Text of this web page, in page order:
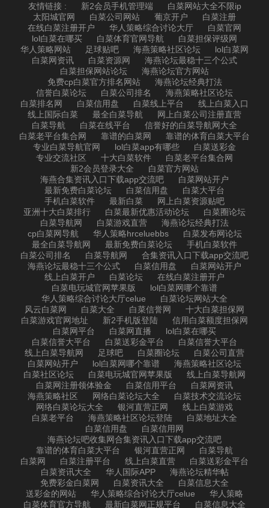
友情链接 : 新2会员手机管理端
白菜网站大全不限ip
太阳城官网
白菜公司网站 葡京开户
白菜注册
在线白菜注册开户
华人策略综合讨论大厅
白菜官网
lol白菜在哪买
白菜体育官网导航
白菜担保评级网
华人策略网站
足球贴吧 海燕策略社区论坛
lol白菜网
白菜网资讯
白菜资源网
海燕论坛最稳十三个公式
白菜担保网站论坛
海燕论坛官方网站
免费cp白菜官方排名网站
海燕论坛经典打法
信誉白菜论坛
白菜公司排名
海燕策略社区论坛
白菜排名网
白菜信用盘 白菜线上平台
线上白菜入口
线上国际白菜
最全白菜导航
网上白菜公司注册直营
白菜导航
白菜在线平台
信誉好的白菜导航网大全
白菜老平台集合网
靠谱的白菜网
靠谱的体育白菜大平台
专业白菜导航官网
lol白菜app有哪些
白菜送彩金
专业交流社区
十大白菜软件
白菜老平台集合网
新2会员登录大全
白菜官方网站
海燕合集资讯入口下载app交流吧
白菜网站开户
最新免费白菜论坛
白菜信用盘
白菜大平台
手机白菜软件
最新白菜
网上白菜资源贴吧
亚洲十大白菜排行
白菜最新优惠活动论坛
白菜圈论坛
白菜导航网
白菜游戏直营
海燕论坛经典打法
cp白菜网导航
华人策略hrceluebbs
白菜发布网论坛
最全白菜导航网
最新免费白菜论坛
手机白菜软件
白菜公司排名
白菜导航网
合集资讯入口下载app交流吧
海燕论坛最稳十三个公式
白菜信用盘
白菜网站开户
线上白菜开户
白菜论坛
在线白菜注册开户
白菜电玩城官网苹果版
lol白菜网哪个靠谱
华人策略综合讨论大厅celue
白菜论坛网站大全
风云白菜网
白菜大全 白菜信誉网
十大白菜担保网
白菜游戏官网地址
新2手机版登陆
信用白菜额度担保网
白菜网平台
白菜网直播
lol白菜在哪买
白菜信誉大平台
白菜送彩金平台
白菜信誉大平台
线上白菜导航网
足球吧 白菜圈论坛
白菜公司直营
白菜网站开户
lol白菜网哪个靠谱
海燕策略社区论坛
白菜社区论坛
白菜电玩城官网苹果版
线上白菜导航网
白菜网注册领体验金
白菜信用平台
白菜网资讯
海燕策略社区
网络白菜论坛大全
白菜技术交流论坛
网络白菜论坛大全
银河直营正网
线上白菜游戏
白菜老平台
海燕策略社区论坛登陆
白菜地址大全
白菜信用盘
白菜信用网
海燕论坛吧收集网合集资讯入口下载app交流吧
靠谱的体育白菜大平台
银河直营正网
白菜导航
白菜网
白菜注册平台 线上白菜直营
白菜送彩金平台
白菜资讯大全
华人国际APP
海燕论坛精华帖
免费彩金白菜网
白菜资讯大全
白菜信息大全
送彩金的网站
华人策略综合讨论大厅celue
华人策略
白菜体育官方导航
最新白菜网正规平台 白菜信息大全